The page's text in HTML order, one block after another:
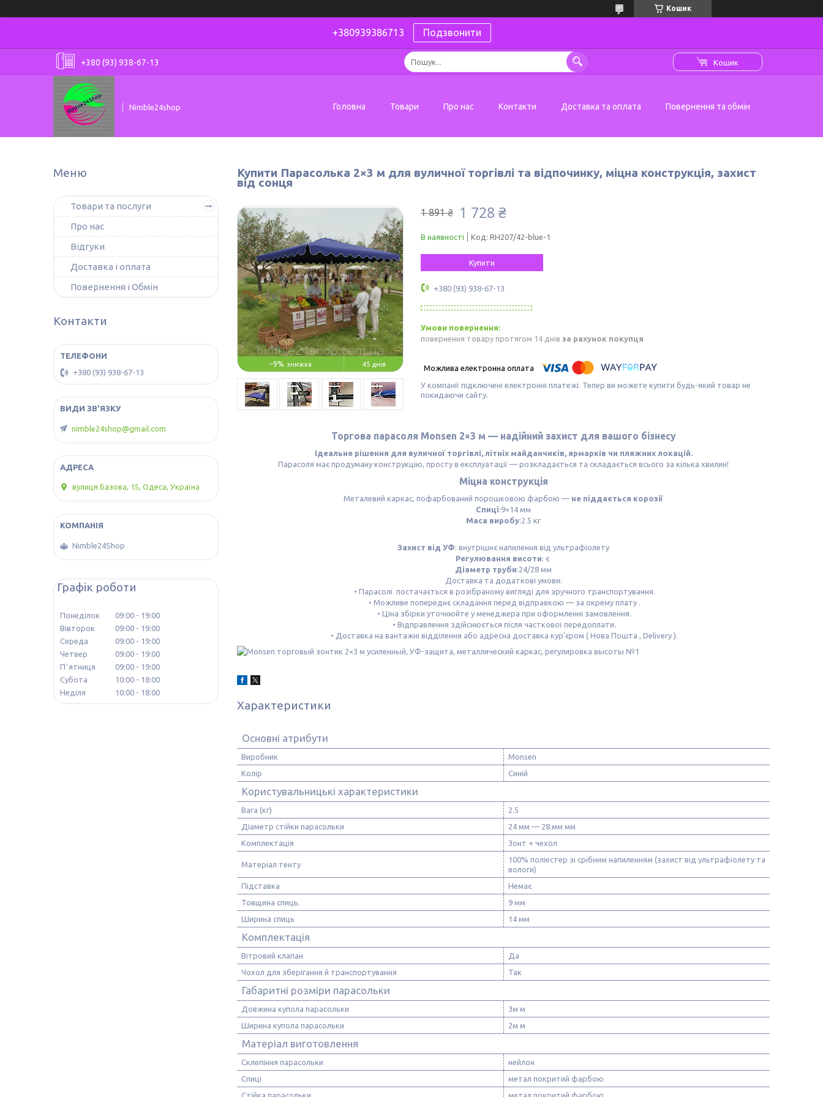
Кошик
+380939386713 Подзвонити
+380 (93) 938-67-13 Кошик
Nimble24shop Головна Товари Про нас Контакти Доставка та оплата Повернення та обмін
Купити Парасолька 2×3 м для вуличної торгівлі та відпочинку, міцна конструкція, захист
від сонця
–9% 45 днів
1 891 ₴ 1 728 ₴
В наявності Код: RH207/42-blue-1
Купити
+380 (93) 938-67-13
повернення товару протягом 14 днів за рахунок покупця
У компанії підключені електронні платежі. Тепер ви можете купити будь-який товар не
покидаючи сайту.
Торгова парасоля Monsen 2×3 м — надійний захист для вашого бізнесу
Ідеальне рішення для вуличної торгівлі, літніх майданчиків, ярмарків чи пляжних локацій.
Парасоля має продуману конструкцію, просту в експлуатації — розкладається та складається всього за кілька хвилин!
Міцна конструкція
Металевий каркас, пофарбований порошковою фарбою — не піддається корозії
Спиці:9×14 мм
Маса виробу:2.5 кг
Захист від УФ: внутрішнє напилення від ультрафіолету
Регулювання висоти: є
Діаметр труби:24/28 мм
Доставка та додаткові умови:
• Парасолі постачається в розібраному вигляді для зручного транспортування.
• Можливе попереднє складання перед відправкою — за окрему плату .
• Ціна збірки уточнюйте у менеджера при оформленні замовлення.
• Відправлення здійснюється після часткової передоплати.
• Доставка на вантажні відділення або адресна доставка кур'єром ( Нова Пошта , Delivery ).
Характеристики
Основні атрибути
Виробник
Monsen
Колір
Синій
Користувальницькі характеристики
Вага (кг)
2.5
Діаметр стійки парасольки
24 мм — 28.мм мм
Комплектація
Зонт + чехол
Матеріал тенту
100% поліестер зі срібним напиленням (захист від ультрафіолету та
вологи)
Підставка
Немає
Товщина спиць.
9 мм
Ширина спиць
14 мм
Комплектація
Вітровий клапан
Да
Чохол для зберігання й транспортування
Так
Габаритні розміри парасольки
Довжина купола парасольки
3м м
Ширина купола парасольки
2м м
Матеріал виготовлення
Склепіння парасольки
нейлон
Спиці
метал покритий фарбою
Стійка парасольки
метал покритий фарбою
Товари та послуги
Про нас
Відгуки
Доставка і оплата
Повернення і Обмін
Контакти
+380 (93) 938-67-13
nimble24shop@gmail.com
вулиця Базова, 15, Одеса, Україна
Nimble24Shop
Графік роботи
Понеділок 09:00
19:00
Вівторок
09:00
19:00
Середа
09:00
19:00
Четвер
09:00
19:00
Пʼятниця
09:00
19:00
Субота
10:00
18:00
Неділя
10:00 18:00